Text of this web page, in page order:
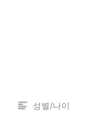
성별/나이